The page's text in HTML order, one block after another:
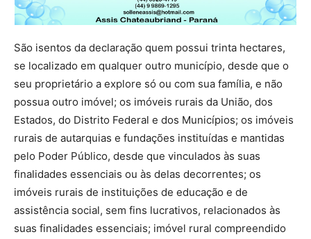
São isentos da declaração quem possui trinta hectares,
se localizado em qualquer outro município, desde que o
seu proprietário a explore só ou com sua família, e não
possua outro imóvel; os imóveis rurais da União, dos
Estados, do Distrito Federal e dos Municípios; os imóveis
rurais de autarquias e fundações instituídas e mantidas
pelo Poder Público, desde que vinculados às suas
finalidades essenciais ou às delas decorrentes; os
imóveis rurais de instituições de educação e de
assistência social, sem fins lucrativos, relacionados às
suas finalidades essenciais; imóvel rural compreendido